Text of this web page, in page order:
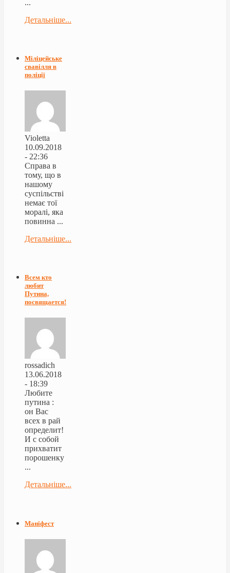
...
Детальніше...
Міліцейське
свавілля в
поліції
Violetta
10.09.2018
- 22:36
Справа в
тому, що в
нашому
суспільстві
немає тої
моралі, яка
повинна ...
Детальніше...
Всем кто
любит
Путина,
посвящается!
rossadich
13.06.2018
- 18:39
Любите
путина :
он Вас
всех в рай
определит!
И с собой
прихватит
порошенку
...
Детальніше...
Маніфест